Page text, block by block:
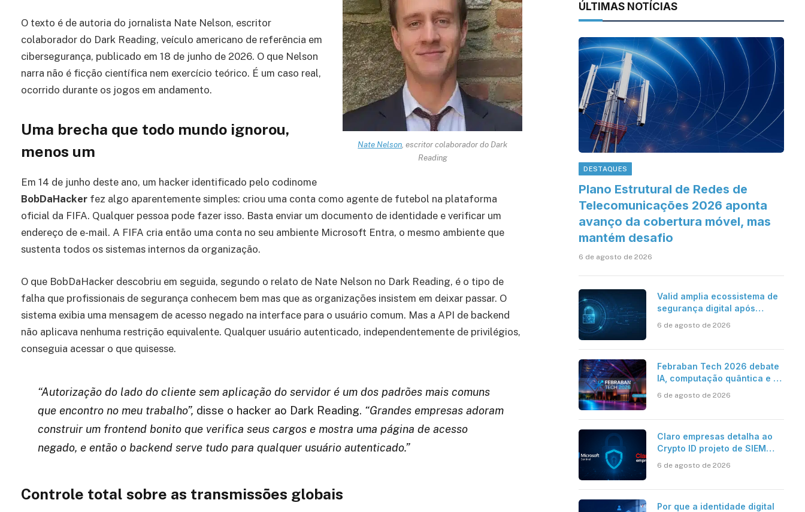
Nate Nelson, escritor colaborador do Dark
Reading
O texto é de autoria do jornalista Nate Nelson, escritor
colaborador do Dark Reading, veículo americano de referência em
cibersegurança, publicado em 18 de junho de 2026. O que Nelson
narra não é ficção científica nem exercício teórico. É um caso real,
ocorrido durante os jogos em andamento.
Uma brecha que todo mundo ignorou,
menos um
Em 14 de junho deste ano, um hacker identificado pelo codinome
BobDaHacker fez algo aparentemente simples: criou uma conta como agente de futebol na plataforma
oficial da FIFA. Qualquer pessoa pode fazer isso. Basta enviar um documento de identidade e verificar um
endereço de e-mail. A FIFA cria então uma conta no seu ambiente Microsoft Entra, o mesmo ambiente que
sustenta todos os sistemas internos da organização.
O que BobDaHacker descobriu em seguida, segundo o relato de Nate Nelson no Dark Reading, é o tipo de
falha que profissionais de segurança conhecem bem mas que as organizações insistem em deixar passar. O
sistema exibia uma mensagem de acesso negado na interface para o usuário comum. Mas a API de backend
não aplicava nenhuma restrição equivalente. Qualquer usuário autenticado, independentemente de privilégios,
conseguia acessar o que quisesse.
“Autorização do lado do cliente sem aplicação do servidor é um dos padrões mais comuns
que encontro no meu trabalho”, disse o hacker ao Dark Reading. “Grandes empresas adoram
construir um frontend bonito que verifica seus cargos e mostra uma página de acesso
negado, e então o backend serve tudo para qualquer usuário autenticado.”
Controle total sobre as transmissões globais
ÚLTIMAS NOTÍCIAS
DESTAQUES
Plano Estrutural de Redes de
Telecomunicações 2026 aponta
avanço da cobertura móvel, mas
mantém desafio
6 de agosto de 2026
Valid amplia ecossistema de
segurança digital após
6 de agosto de 2026
Febraban Tech 2026 debate
IA, computação quântica e os
bancária
6 de agosto de 2026
Claro empresas detalha ao
Crypto ID projeto de SIEM
resposta automatizada
6 de agosto de 2026
Por que a identidade digital